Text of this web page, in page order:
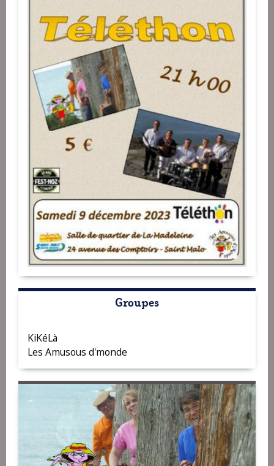
Groupes
KiKéLà
Les Amusous d'monde